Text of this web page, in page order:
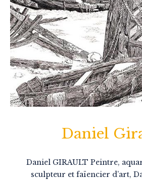
Daniel
Daniel GIRAULT Peintre,
sculpteur et faïencier d’art,